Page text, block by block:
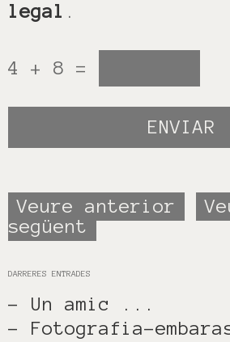
legal .
4 + 8 =
Veure anterior
següent
DARRERES ENTRADES
- Un amic ...
- Fotografia-